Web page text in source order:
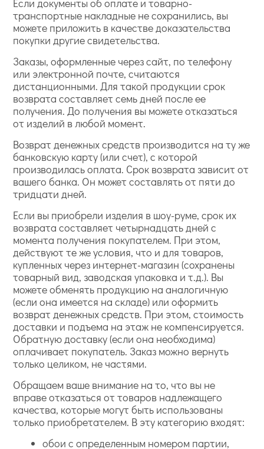
Если документы об оплате и товарно-
транспортные накладные не сохранились, вы
можете приложить в качестве доказательства
покупки другие свидетельства.
Заказы, оформленные через сайт, по телефону
или электронной почте, считаются
дистанционными. Для такой продукции срок
возврата составляет семь дней после ее
получения. До получения вы можете отказаться
от изделий в любой момент.
Возврат денежных средств производится на ту же
банковскую карту (или счет), с которой
производилась оплата. Срок возврата зависит от
вашего банка. Он может составлять от пяти до
тридцати дней.
Если вы приобрели изделия в шоу-руме, срок их
возврата составляет четырнадцать дней с
момента получения покупателем. При этом,
действуют те же условия, что и для товаров,
купленных через интернет-магазин (сохранены
товарный вид, заводская упаковка и т.д.). Вы
можете обменять продукцию на аналогичную
(если она имеется на складе) или оформить
возврат денежных средств. При этом, стоимость
доставки и подъема на этаж не компенсируется.
Обратную доставку (если она необходима)
оплачивает покупатель. Заказ можно вернуть
только целиком, не частями.
Обращаем ваше внимание на то, что вы не
вправе отказаться от товаров надлежащего
качества, которые могут быть использованы
только приобретателем. В эту категорию входят:
обои с определенным номером партии,